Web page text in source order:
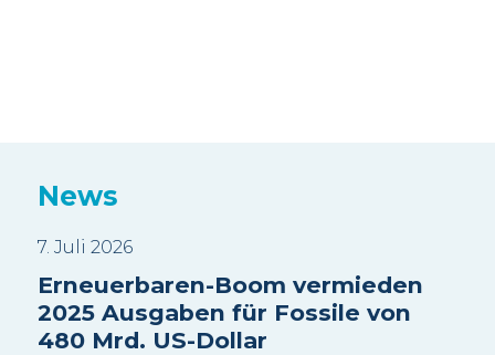
News
7. Juli 2026
Erneuerbaren-Boom vermieden
2025 Ausgaben für Fossile von
480 Mrd. US-Dollar